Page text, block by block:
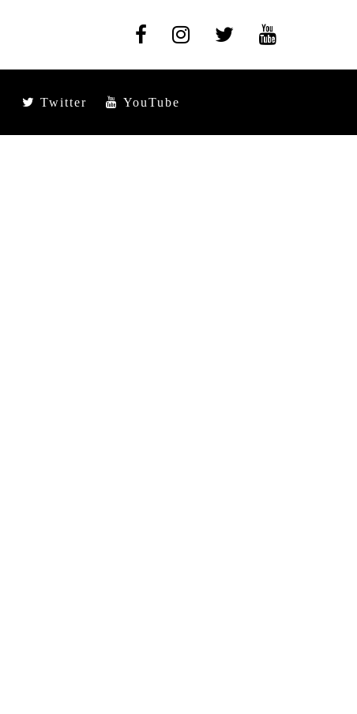
Twitter YouTube